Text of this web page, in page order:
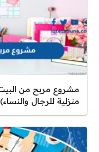
منزلية للرجال والنساء)